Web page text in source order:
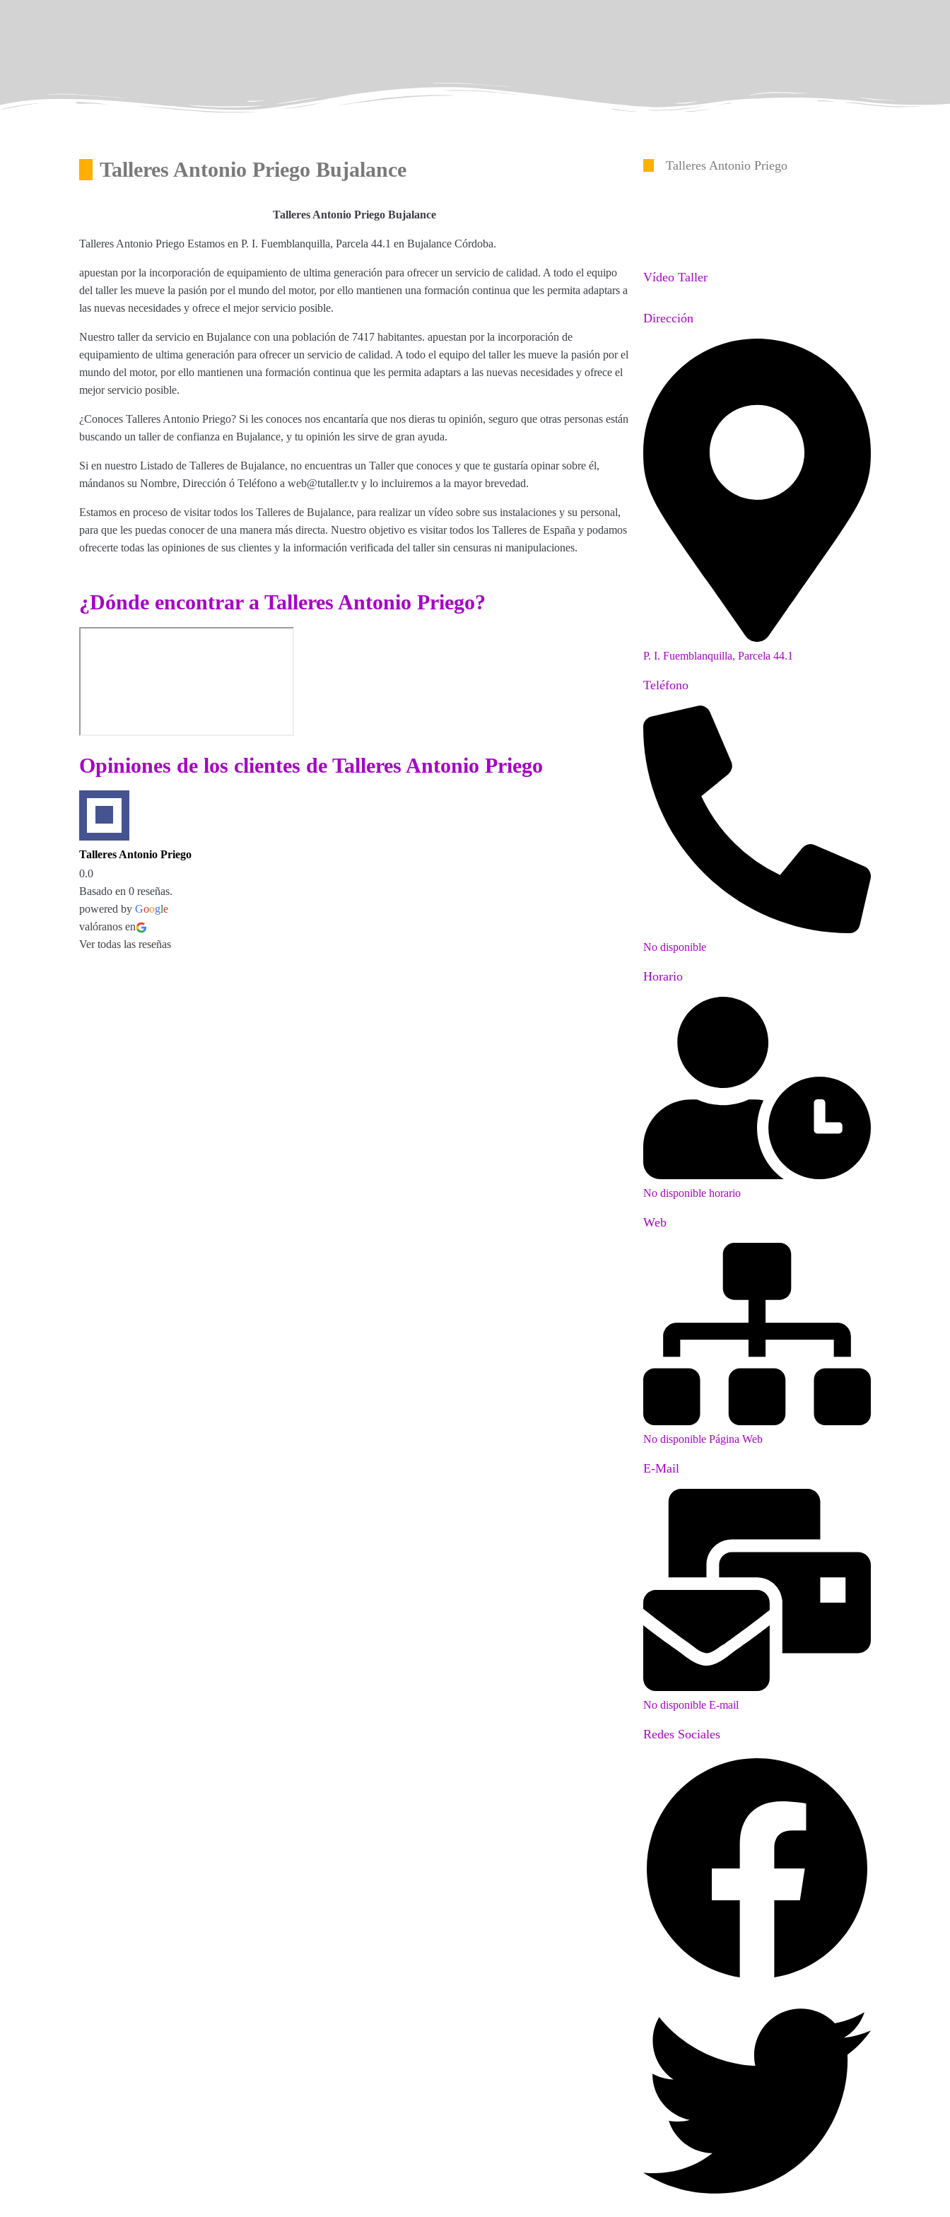
Talleres Antonio Priego Bujalance
Talleres Antonio Priego Bujalance
Talleres Antonio Priego Estamos en P. I. Fuemblanquilla, Parcela 44.1 en Bujalance Córdoba.
apuestan por la incorporación de equipamiento de ultima generación para ofrecer un servicio de calidad. A todo el equipo
del taller les mueve la pasión por el mundo del motor, por ello mantienen una formación continua que les permita adaptars a
las nuevas necesidades y ofrece el mejor servicio posible.
Nuestro taller da servicio en Bujalance con una población de 7417 habitantes. apuestan por la incorporación de
equipamiento de ultima generación para ofrecer un servicio de calidad. A todo el equipo del taller les mueve la pasión por el
mundo del motor, por ello mantienen una formación continua que les permita adaptars a las nuevas necesidades y ofrece el
mejor servicio posible.
¿Conoces Talleres Antonio Priego? Si les conoces nos encantaría que nos dieras tu opinión, seguro que otras personas están
buscando un taller de confianza en Bujalance, y tu opinión les sirve de gran ayuda.
Si en nuestro Listado de Talleres de Bujalance, no encuentras un Taller que conoces y que te gustaría opinar sobre él,
mándanos su Nombre, Dirección ó Teléfono a web@tutaller.tv y lo incluiremos a la mayor brevedad.
Estamos en proceso de visitar todos los Talleres de Bujalance, para realizar un vídeo sobre sus instalaciones y su personal,
para que les puedas conocer de una manera más directa. Nuestro objetivo es visitar todos los Talleres de España y podamos
ofrecerte todas las opiniones de sus clientes y la información verificada del taller sin censuras ni manipulaciones.
¿Dónde encontrar a Talleres Antonio Priego?
Opiniones de los clientes de Talleres Antonio Priego
Talleres Antonio Priego
0.0
Basado en 0 reseñas.
powered by Google
valóranos en
Ver todas las reseñas
Talleres Antonio Priego
Vídeo Taller
Dirección
P. I. Fuemblanquilla, Parcela 44.1
Teléfono
No disponible
Horario
No disponible horario
Web
No disponible Página Web
E-Mail
No disponible E-mail
Redes Sociales